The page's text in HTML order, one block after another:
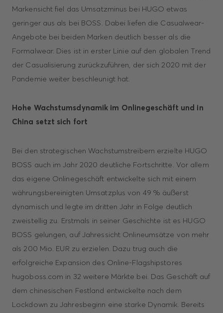
Markensicht fiel das Umsatzminus bei HUGO etwas
geringer aus als bei BOSS. Dabei liefen die Casualwear-
Angebote bei beiden Marken deutlich besser als die
Formalwear. Dies ist in erster Linie auf den globalen Trend
der Casuali­sierung zurückzuführen, der sich 2020 mit der
Pandemie weiter beschleunigt hat.
Hohe Wachstumsdynamik im Onlinegeschäft und in
China setzt sich fort
Bei den strategischen Wachstumstreibern erzielte HUGO
BOSS auch im Jahr 2020 deutliche Fortschritte. Vor allem
das eigene Onlinegeschäft entwickelte sich mit einem
währungsbereinigten Umsatzplus von 49 % äußerst
dynamisch und legte im dritten Jahr in Folge deutlich
zweistellig zu. Erstmals in seiner Geschichte ist es HUGO
BOSS gelungen, auf Jahressicht Onlineumsätze von mehr
als 200 Mio. EUR zu erzielen. Dazu trug auch die
erfolgreiche Expansion des Online-Flagshipstores
hugoboss.com in 32 weitere Märkte bei. Das Geschäft auf
dem chinesischen Fest­land entwickelte nach dem
Lockdown zu Jahresbeginn eine starke Dynamik. Bereits